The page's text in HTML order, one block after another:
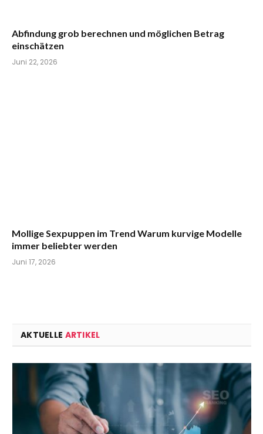
Abfindung grob berechnen und möglichen Betrag
einschätzen
Juni 22, 2026
Mollige Sexpuppen im Trend Warum kurvige Modelle
immer beliebter werden
Juni 17, 2026
AKTUELLE ARTIKEL